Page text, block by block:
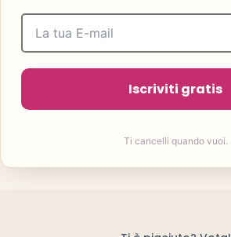
Iscriviti gratis
Ti cancelli quando vuoi.